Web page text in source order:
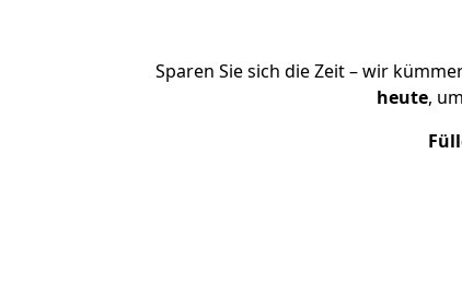
Sparen Sie sich die Zeit – wir
heute,